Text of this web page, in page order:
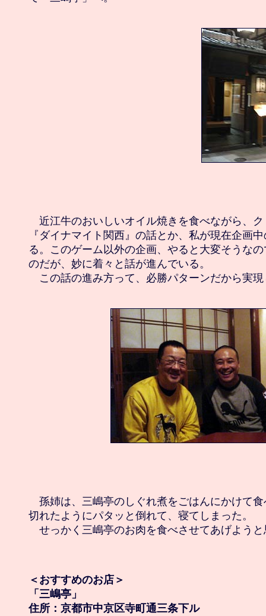
近江牛のおいしいオイル焼きを食べながら、
『ダイナマイト関西』の話とか、私が現在企画
る。このゲーム以外の企画、やると大変そうな
のだが、妙に着々と話が進んでいる。
孫姉は、三嶋亭のしぐれ煮をごはんにかけて
切れたようにパタッと倒れて、寝てしまった。
せっかく三嶋亭のお肉を食べさせてあげようと
＜おすすめのお店＞
「三嶋亭」
住所：京都市中京区寺町通三条下ル